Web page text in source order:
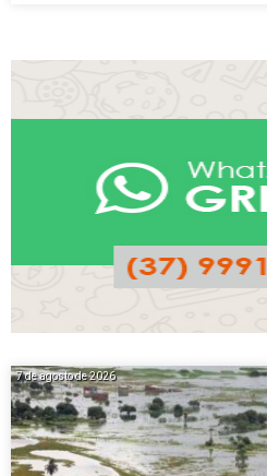
7 de agosto de 2026